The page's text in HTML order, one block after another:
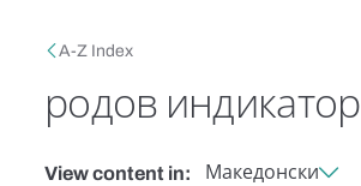
Breadcrumb
A-Z Index
родов индикатор
View content in: Македонски